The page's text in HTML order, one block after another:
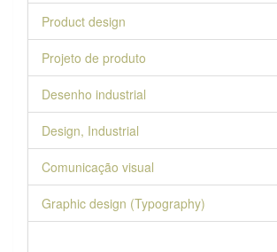
Product design
Projeto de produto
Desenho industrial
Design, Industrial
Comunicação visual
Graphic design (Typography)